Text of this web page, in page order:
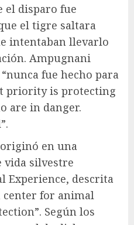
el disparo fue
el tigre saltara
intentaban llevarlo
Ampugnani
fue hecho para
priority is protecting
are in danger.
en una
vida silvestre
Experience, descrita
center for animal
Según los